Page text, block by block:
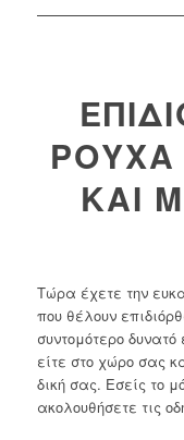
ΡΟΎΧΑ
ΚΑΙ
Τώρα έχετε την
που θέλουν
συντομότερο
είτε στο χώρο σας
δική σας. Εσείς το
ακολουθήσετε τις